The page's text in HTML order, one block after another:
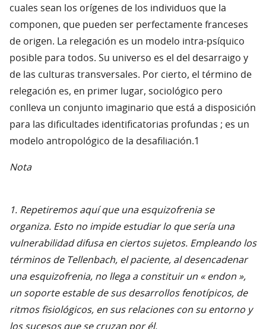
cuales sean los orígenes de los individuos que la
componen, que pueden ser perfectamente franceses
de origen. La relegación es un modelo intra-psíquico
posible para todos. Su universo es el del desarraigo y
de las culturas transversales. Por cierto, el término de
relegación es, en primer lugar, sociológico pero
conlleva un conjunto imaginario que está a disposición
para las dificultades identificatorias profundas ; es un
modelo antropológico de la desafiliación.1
Nota
1. Repetiremos aquí que una esquizofrenia se
organiza. Esto no impide estudiar lo que sería una
vulnerabilidad difusa en ciertos sujetos. Empleando los
términos de Tellenbach, el paciente, al desencadenar
una esquizofrenia, no llega a constituir un « endon »,
un soporte estable de sus desarrollos fenotípicos, de
ritmos fisiológicos, en sus relaciones con su entorno y
los sucesos que se cruzan por él.